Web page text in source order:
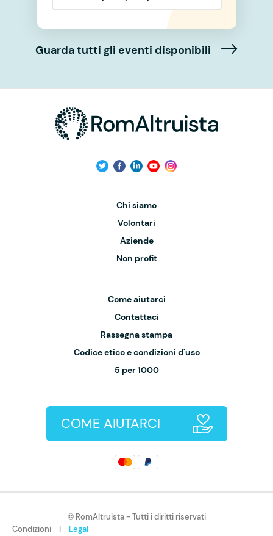
Guarda tutti gli eventi disponibili
Chi siamo
Volontari
Aziende
Non profit
Come aiutarci
Contattaci
Rassegna stampa
Codice etico e condizioni d'uso
5 per 1000
COME AIUTARCI
© RomAltruista - Tutti i diritti riservati
Condizioni
| Legal